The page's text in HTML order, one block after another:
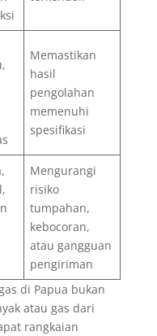
Memastikan
hasil
pengolahan
memenuhi
spesifikasi
Mengurangi
risiko
tumpahan,
kebocoran,
atau gangguan
pengiriman
di Papua bukan
atau gas dari
rangkaian